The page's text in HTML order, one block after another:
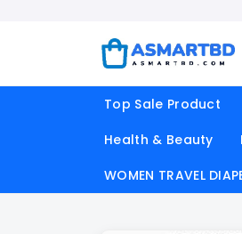
Top Sale Product
Health & Beauty
WOMEN TRAVEL